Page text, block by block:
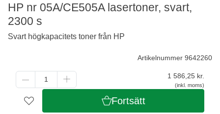
Artikelnummer 9642260
1 586,25 kr.
(inkl. moms)
Fortsätt
HP nr 05A/CE505A lasertoner, svart,
2300 s
Svart högkapacitets toner från HP